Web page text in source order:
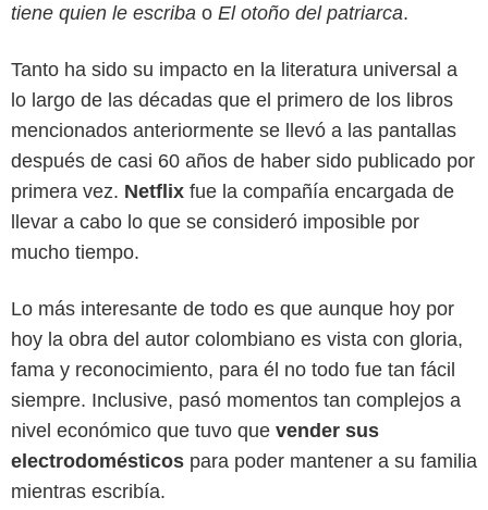
tiene quien le escriba o El otoño del patriarca.
Tanto ha sido su impacto en la literatura universal a
lo largo de las décadas que el primero de los libros
mencionados anteriormente se llevó a las pantallas
después de casi 60 años de haber sido publicado por
primera vez. Netflix fue la compañía encargada de
llevar a cabo lo que se consideró imposible por
mucho tiempo.
Lo más interesante de todo es que aunque hoy por
hoy la obra del autor colombiano es vista con gloria,
fama y reconocimiento, para él no todo fue tan fácil
siempre. Inclusive, pasó momentos tan complejos a
nivel económico que tuvo que vender sus
electrodomésticos para poder mantener a su familia
mientras escribía.
Google